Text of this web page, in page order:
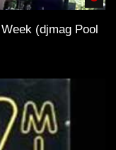
(djmag Pool